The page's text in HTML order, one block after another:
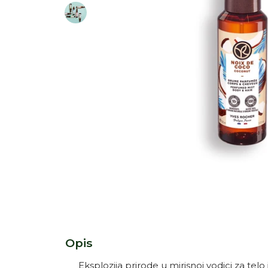
Opis
Eksplozija prirode u mirisnoj vodici za